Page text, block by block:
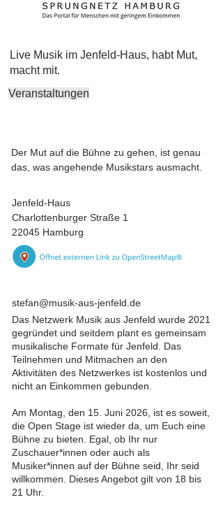
Live Musik im Jenfeld-Haus, habt Mut,
macht mit.
Veranstaltungen
Der Mut auf die Bühne zu gehen, ist genau
das, was angehende Musikstars ausmacht.
Jenfeld-Haus
Charlottenburger Straße 1
22045 Hamburg
stefan@musik-aus-jenfeld.de
Das Netzwerk Musik aus Jenfeld wurde 2021
gegründet und seitdem plant es gemeinsam
musikalische Formate für Jenfeld. Das
Teilnehmen und Mitmachen an den
Aktivitäten des Netzwerkes ist kostenlos und
nicht an Einkommen gebunden.
Am Montag, den 15. Juni 2026, ist es soweit,
die Open Stage ist wieder da, um Euch eine
Bühne zu bieten. Egal, ob Ihr nur
Zuschauer*innen oder auch als
Musiker*innen auf der Bühne seid, Ihr seid
willkommen. Dieses Angebot gilt von 18 bis
21 Uhr.